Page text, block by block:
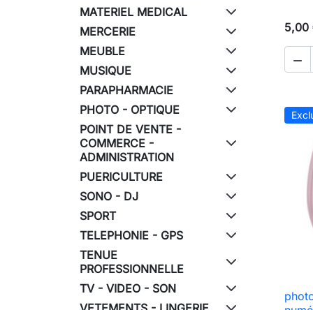
MATERIEL MEDICAL
MERCERIE
MEUBLE
MUSIQUE
PARAPHARMACIE
PHOTO - OPTIQUE
POINT DE VENTE -
COMMERCE -
ADMINISTRATION
PUERICULTURE
SONO - DJ
SPORT
TELEPHONIE - GPS
TENUE
PROFESSIONNELLE
TV - VIDEO - SON
5,00
